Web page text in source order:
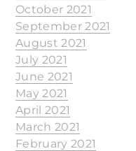
October 2021
September 2021
August 2021
July 2021
June 2021
May 2021
April 2021
March 2021
February 2021